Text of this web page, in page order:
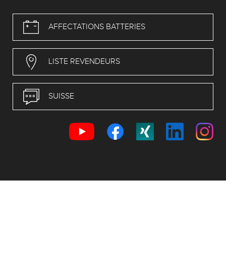
AFFECTATIONS BATTERIES
LISTE REVENDEURS
SUISSE